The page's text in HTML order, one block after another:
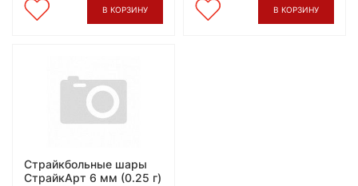
В КОРЗИНУ В КОРЗИНУ
Страйкбольные шары
СтрайкАрт 6 мм (0.25 г)